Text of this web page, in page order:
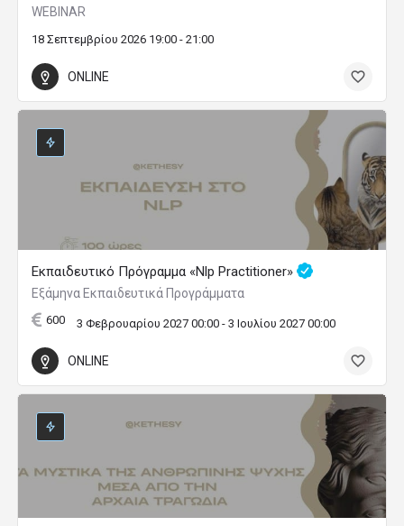
WEBINAR
18 Σεπτεμβρίου 2026 19:00 - 21:00
ONLINE
Εκπαιδευτικό Πρόγραμμα «Nlp Practitioner»
Εξάμηνα Εκπαιδευτικά Προγράμματα
600 3 Φεβρουαρίου 2027 00:00 - 3 Ιουλίου 2027 00:00
ONLINE